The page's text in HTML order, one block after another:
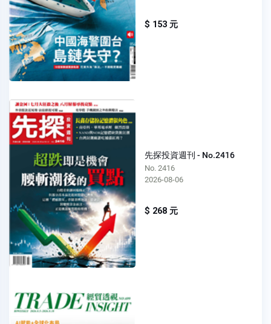
$ 153 元
先探投資週刊 - No.2416
No. 2416
2026-08-06
$ 268 元